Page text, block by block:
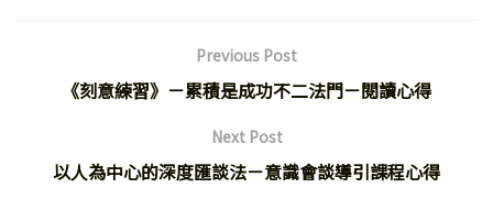
Previous Post
《刻意練習》－累積是成功不二法門－閱讀心得
Next Post
以人為中心的深度匯談法－意識會談導引課程心得